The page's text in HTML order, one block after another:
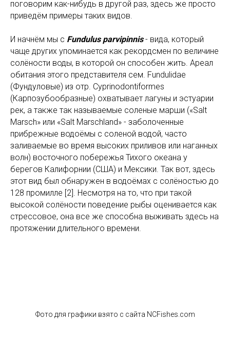
поговорим как-нибудь в другой раз, здесь же просто
приведём примеры таких видов.
И начнём мы с Fundulus parvipinnis- вида, который
чаще других упоминается как рекордсмен по величине
солёности воды, в которой он способен жить. Ареал
обитания этого представителя сем. Fundulidae
(Фундуловые) из отр. Cyprinodontiformes
(Карпозубообразные) охватывает лагуны и эстуарии
рек, а также так называемые соленые марши («Salt
Marsch» или «Salt Marschland» - заболоченные
прибрежные водоёмы с соленой водой, часто
заливаемые во время высоких приливов или наганных
волн) восточного побережья Тихого океана у
берегов Калифорнии (США) и Мексики. Так вот, здесь
этот вид был обнаружен в водоёмах с солёностью до
128 промилле [2]. Несмотря на то, что при такой
высокой солёности поведение рыбы оценивается как
стрессовое, она все же способна выживать здесь на
протяжении длительного времени.
Фото для графики взято с сайта NCFishes.com